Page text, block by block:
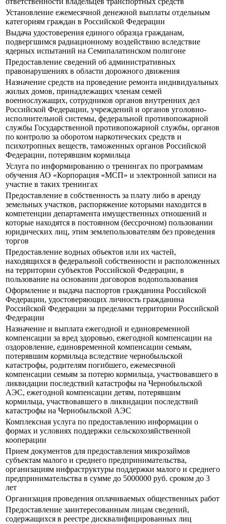
Установление ежемесячной денежной выплаты отдельным
категориям граждан в Российской Федерации
Выдача удостоверения единого образца гражданам,
подвергшимся радиационному воздействию вследствие
ядерных испытаний на Семипалатинском полигоне
Предоставление сведений об административных
правонарушениях в области дорожного движения
Назначение средств на проведение ремонта индивидуальных
жилых домов, принадлежащих членам семей
военнослужащих, сотрудников органов внутренних дел
Российской Федерации, учреждений и органов уголовно-
исполнительной системы, федеральной противопожарной
службы Государственной противопожарной службы, органов
по контролю за оборотом наркотических средств и
психотропных веществ, таможенных органов Российской
Федерации, потерявшим кормильца
Услуга по информированию о тренингах по программам
обучения АО «Корпорация «МСП» и электронной записи на
участие в таких тренингах
Предоставление в собственность за плату либо в аренду
земельных участков, распоряжение которыми находится в
компетенции департамента имущественных отношений и
которые находятся в постоянном (бессрочном) пользовании
юридических лиц, этим землепользователям без проведения
торгов
Предоставление водных объектов или их частей,
находящихся в федеральной собственности и расположенных
на территории субъектов Российской Федерации, в
пользование на основании договоров водопользования
Оформление и выдача паспортов гражданина Российской
Федерации, удостоверяющих личность гражданина
Российской Федерации за пределами территории Российской
Федерации
Назначение и выплата ежегодной и единовременной
компенсации за вред здоровью, ежегодной компенсации на
оздоровление, единовременной компенсации семьям,
потерявшим кормильца вследствие чернобыльской
катастрофы, родителям погибшего, ежемесячной
компенсации семьям за потерю кормильца, участвовавшего в
ликвидации последствий катастрофы на Чернобыльской
АЭС, ежегодной компенсации детям, потерявшим
кормильца, участвовавшего в ликвидации последствий
катастрофы на Чернобыльской АЭС
Комплексная услуга по предоставлению информации о
формах и условиях поддержки сельскохозяйственной
кооперации
Прием документов для предоставления микрозаймов
субъектам малого и среднего предпринимательства,
организациям инфраструктуры поддержки малого и среднего
предпринимательства в сумме до 5000000 руб. сроком до 3
лет
Организация проведения оплачиваемых общественных работ
Предоставление заинтересованным лицам сведений,
содержащихся в реестре дисквалифицированных лиц